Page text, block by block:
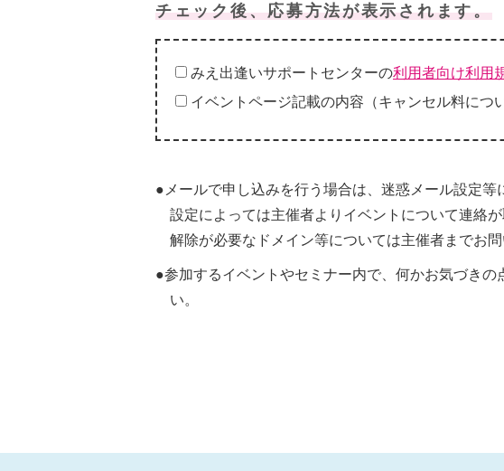
チェック後、応募方法が表示されます。
みえ出逢いサポートセンターの利用者向け利用
イベントページ記載の内容（キャンセル料につ
●メールで申し込みを行う場合は、迷惑メール設定等
設定によっては主催者よりイベントについて連絡が
解除が必要なドメイン等については主催者までお問
●参加するイベントやセミナー内で、何かお気づき
い。